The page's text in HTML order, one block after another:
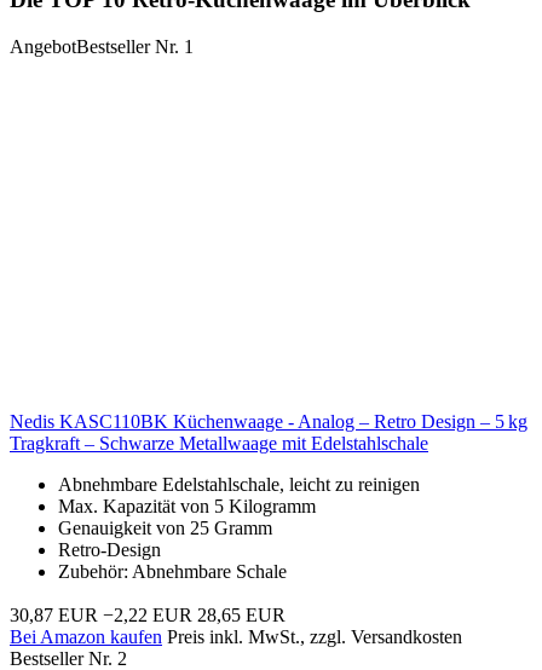
AngebotBestseller Nr. 1
Nedis KASC110BK Küchenwaage - Analog – Retro Design – 5 kg
Tragkraft – Schwarze Metallwaage mit Edelstahlschale
Abnehmbare Edelstahlschale, leicht zu reinigen
Max. Kapazität von 5 Kilogramm
Genauigkeit von 25 Gramm
Retro-Design
Zubehör: Abnehmbare Schale
30,87 EUR −2,22 EUR 28,65 EUR
Bei Amazon kaufen Preis inkl. MwSt., zzgl. Versandkosten
Bestseller Nr. 2